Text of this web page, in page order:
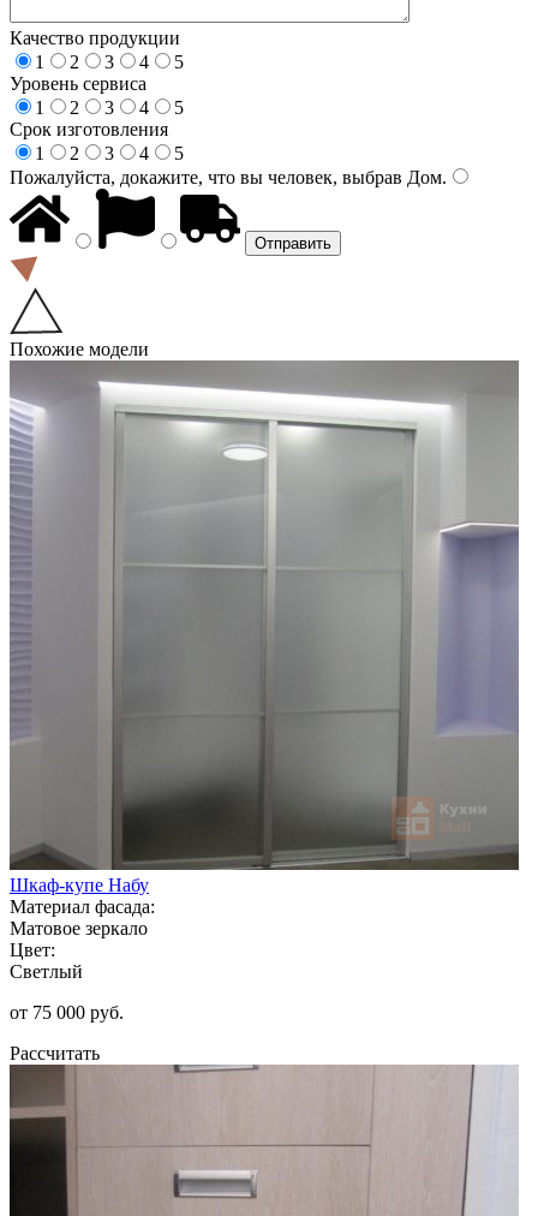
Качество продукции
1
2 3 4
5
Уровень сервиса
1
2 3 4
5
Срок изготовления
1
2 3 4
5
Пожалуйста, докажите, что вы человек, выбрав Дом.
Похожие модели
Шкаф-купе Набу
Материал фасада:
Матовое зеркало
Цвет:
Светлый
от 75 000 руб.
Рассчитать